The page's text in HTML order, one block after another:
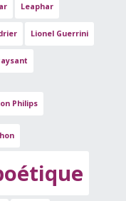
Leaphar
Lionel Guerrini
Philips